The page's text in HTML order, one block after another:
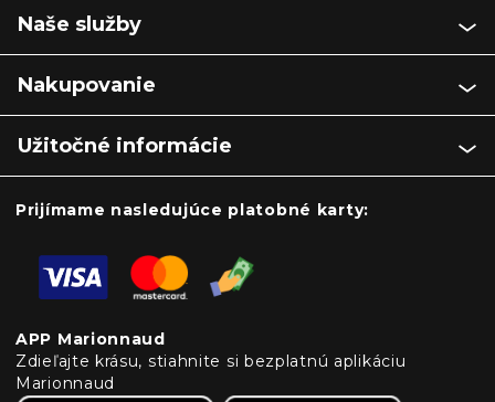
Naše služby
Nakupovanie
Užitočné informácie
Prijímame nasledujúce platobné karty:
APP Marionnaud
Zdieľajte krásu, stiahnite si bezplatnú aplikáciu
Marionnaud